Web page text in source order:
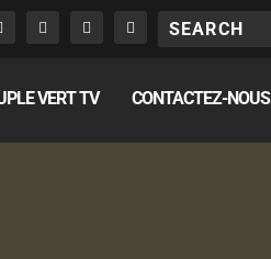
VERT TV CONTACTEZ-NOUS